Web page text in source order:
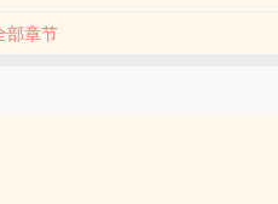
部章节